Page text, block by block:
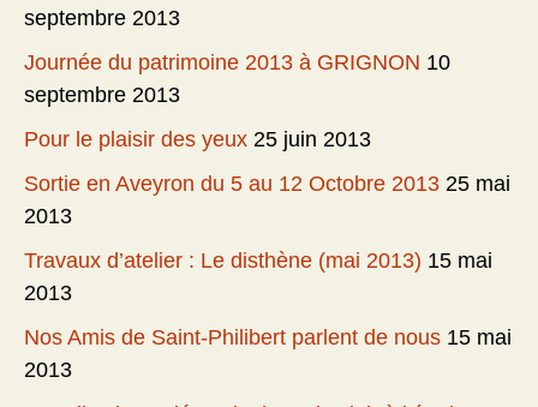
septembre 2013
Journée du patrimoine 2013 à GRIGNON 10
septembre 2013
Pour le plaisir des yeux 25 juin 2013
Sortie en Aveyron du 5 au 12 Octobre 2013 25 mai
2013
Travaux d’atelier : Le disthène (mai 2013) 15 mai
2013
Nos Amis de Saint-Philibert parlent de nous 15 mai
2013